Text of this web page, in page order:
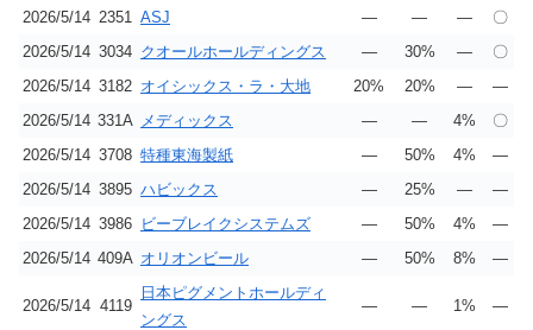
2026/5/14 2351 ASJ ― ― ―
〇
2026/5/14 3034 クオールホールディングス ― 30% ―
〇
2026/5/14 3182 オイシックス・ラ・大地 20% 20% ―
―
2026/5/14 331A メディックス ― ― 4%
〇
2026/5/14 3708 特種東海製紙 ― 50% 4%
―
2026/5/14 3895 ハビックス ― 25% ―
―
2026/5/14 3986 ビーブレイクシステムズ ― 50% 4%
―
2026/5/14 409A オリオンビール ― 50% 8% ―
2026/5/14 4119
日本ピグメントホールディ
ングス
― ― 1% ―